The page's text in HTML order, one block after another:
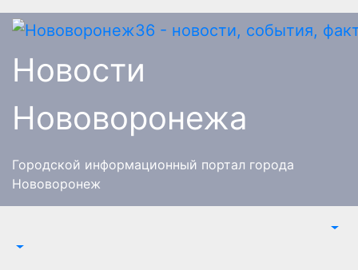
Перейти
Новости
Нововоронежа
Городской информационный портал города
Нововоронеж